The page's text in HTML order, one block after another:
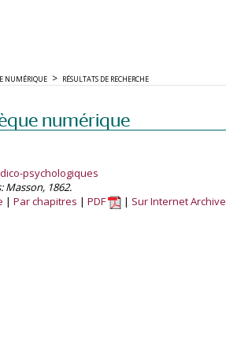
NUMÉRIQUE RÉSULTATS DE RECHERCHE
numérique
psychologiques
Masson, 1862.
Par chapitres PDF Sur Internet Archive